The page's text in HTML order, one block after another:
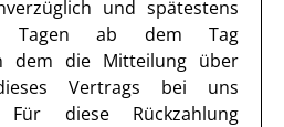
und spätestens
Tagen ab dem Tag
dem die Mitteilung über
Vertrags bei uns
diese Rückzahlung